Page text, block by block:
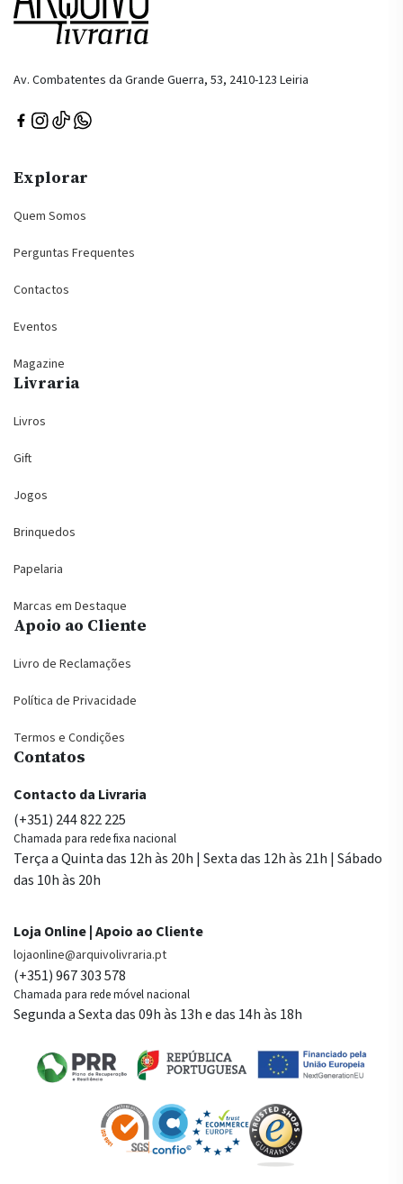
Av. Combatentes da Grande Guerra, 53, 2410-123 Leiria
Explorar
Quem Somos
Perguntas Frequentes
Contactos
Eventos
Magazine
Livraria
Livros
Gift
Jogos
Brinquedos
Papelaria
Marcas em Destaque
Apoio ao Cliente
Livro de Reclamações
Política de Privacidade
Termos e Condições
Contatos
Contacto da Livraria
(+351) 244 822 225
Chamada para rede fixa nacional
Terça a Quinta das 12h às 20h | Sexta das 12h às 21h | Sábado
das 10h às 20h
Loja Online | Apoio ao Cliente
lojaonline@arquivolivraria.pt
(+351) 967 303 578
Chamada para rede móvel nacional
Segunda a Sexta das 09h às 13h e das 14h às 18h